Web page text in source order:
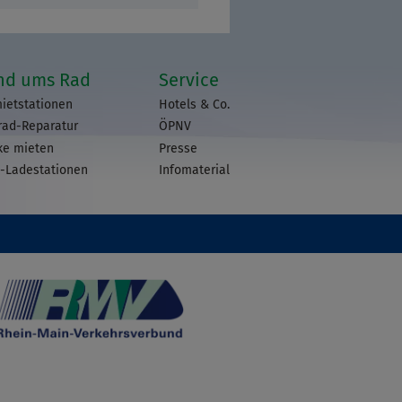
ums Rad
Reparatur
mieten
Ladestationen
Service
Hotels & Co.
ÖPNV
Presse
Infomaterial